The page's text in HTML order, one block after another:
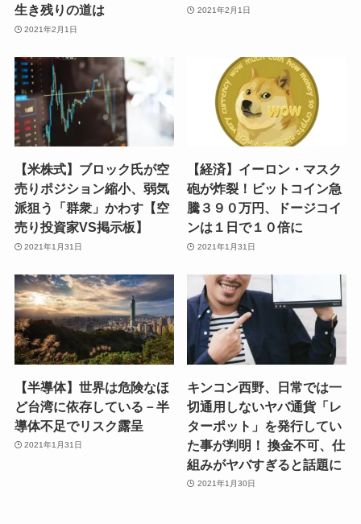
生き残りの道は
2021年2月1日
2021年2月1日
【米株式】ブロック氏が空
売りポジション縮小、弱気
派狙う「群衆」かわす【空
売り投資家VS掲示板】
2021年1月31日
【経済】イーロン・マスク
砲が炸裂！ビットコイン急
騰３９０万円、ドージコイ
ンは１日で１０倍に
2021年1月31日
【半導体】世界は危険なほ
ど台湾に依存している－半
導体不足でリスク露呈
2021年1月31日
キンコン西野、日常では一
切通用しないヤバ通貨「レ
ターポット」を発行してい
た事が判明！ 換金不可、仕
組みがヤバすぎると話題に
2021年1月30日